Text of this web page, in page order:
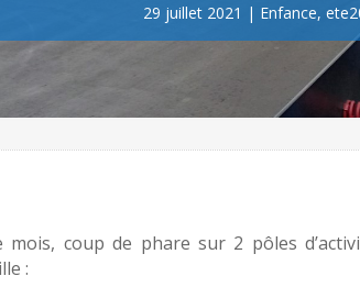
29 juillet 2021 | Enfance,
mois, coup de phare sur 2 pôles
: